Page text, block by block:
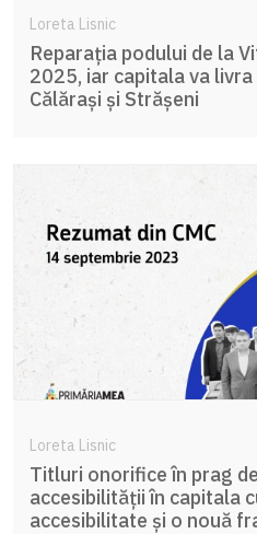
Loreta Lisnic
Reparația podului de la
2025, iar capitala va
Călărași și Strășeni
Loreta Lisnic
Titluri onorifice în prag
accesibilității în capitala
accesibilitate și o nouă